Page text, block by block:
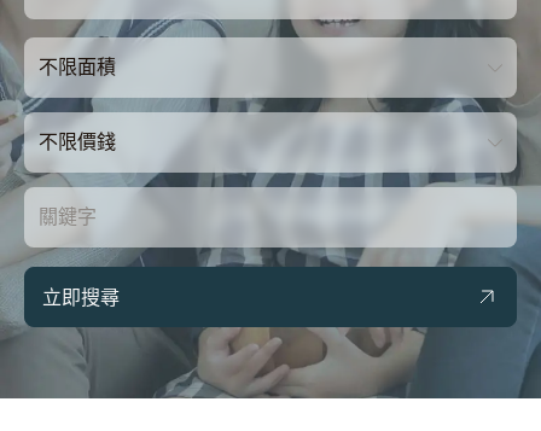
不限面積
不限價錢
立即搜尋